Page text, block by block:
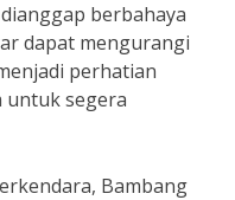
berbahaya
dapat mengurangi
perhatian
untuk segera
Bambang